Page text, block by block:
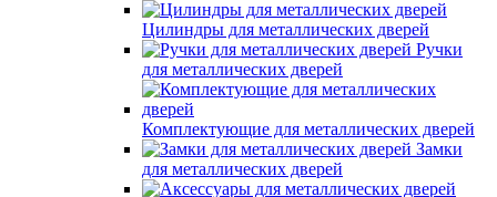
Цилиндры для металлических дверей
Ручки
для металлических дверей
Комплектующие для металлических дверей
Замки
для металлических дверей